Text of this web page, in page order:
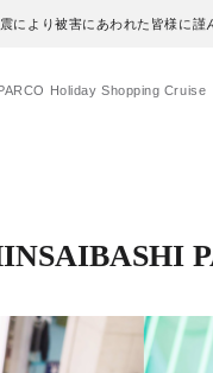
により被害にあわれた皆様に
Holiday Shopping Cruise